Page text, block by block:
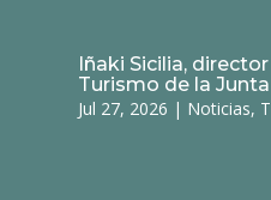
Iñaki Sicilia,
Turismo de la
Jul 27, 2026 | Noticias,